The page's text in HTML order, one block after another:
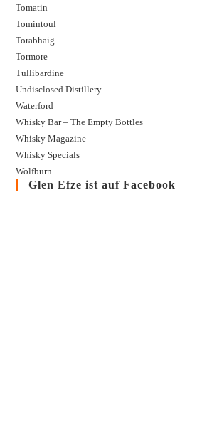
Tomatin
Tomintoul
Torabhaig
Tormore
Tullibardine
Undisclosed Distillery
Waterford
Whisky Bar – The Empty Bottles
Whisky Magazine
Whisky Specials
Wolfburn
Glen Efze ist auf Facebook